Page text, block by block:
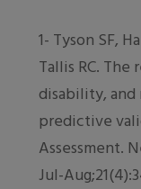
1- Tyson SF,
Tallis RC.
disability,
predictive
Assessment.
Jul-